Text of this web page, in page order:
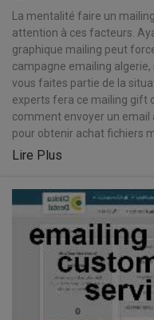
La mentalité faire un
attention à ces facteurs.
graphique mailing peut
campagne emailing
vous faites partie de la
experts fera ce mailing gift
comment envoyer un email
pour obtenir achat fichiers
Lire Plus